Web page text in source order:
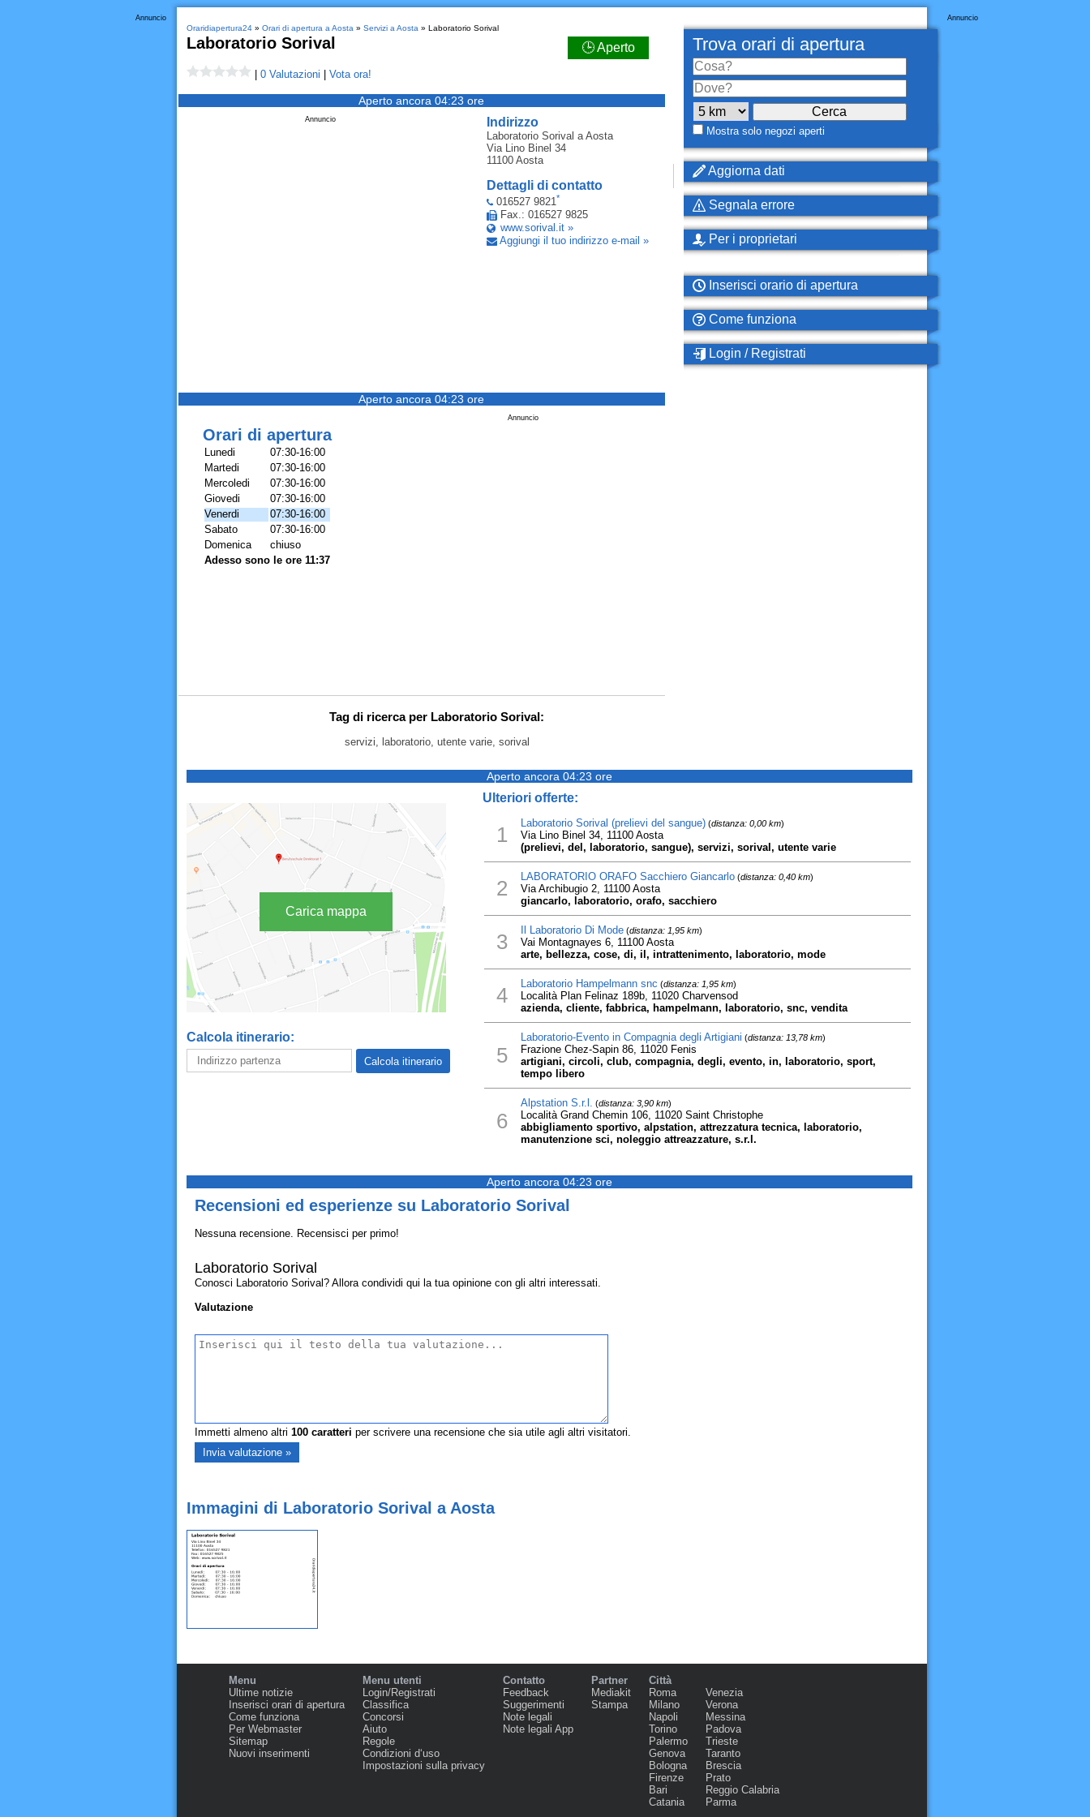
Annuncio
Oraridiapertura24» Orari di apertura a Aosta » Servizi a Aosta » Laboratorio Sorival
Laboratorio Sorival 🕒 Aperto
0 Valutazioni Vota ora!
Aperto ancora 04:23 ore
Indirizzo
Laboratorio Sorival a Aosta
Via Lino Binel 34
11100 Aosta
Dettagli di contatto
016527 9821*
Fax.: 016527 9825
www.sorival.it »
Aggiungi il tuo indirizzo e-mail »
Annuncio
Aperto ancora 04:23 ore
Annuncio
Orari di apertura
Lunedi
07:30-16:00
Martedi
07:30-16:00
Mercoledi
07:30-16:00
Giovedi
07:30-16:00
Venerdi
07:30-16:00
Sabato
07:30-16:00
Domenica
chiuso
Adesso sono le ore 11:37
Tag di ricerca per Laboratorio Sorival:
servizi, laboratorio, utente varie, sorival
Annuncio
Trova orari di apertura
Mostra solo negozi aperti
Aggiorna dati
Segnala errore
Per i proprietari
Inserisci orario di apertura
Come funziona
Login / Registrati
Aperto ancora 04:23 ore
Carica mappa
Calcola itinerario:
Ulteriori offerte:
1 Laboratorio Sorival (prelievi del sangue)(distanza: 0,00 km)
Via Lino Binel 34, 11100 Aosta
(prelievi, del, laboratorio, sangue), servizi, sorival, utente varie
2 LABORATORIO ORAFO Sacchiero Giancarlo(distanza: 0,40 km)
Via Archibugio 2, 11100 Aosta
giancarlo, laboratorio, orafo, sacchiero
3 Il Laboratorio Di Mode(distanza: 1,95 km)
Vai Montagnayes 6, 11100 Aosta
arte, bellezza, cose, di, il, intrattenimento, laboratorio, mode
4 Laboratorio Hampelmann snc (distanza: 1,95 km)
Località Plan Felinaz 189b, 11020 Charvensod
azienda, cliente, fabbrica, hampelmann, laboratorio, snc, vendita
5
Laboratorio-Evento in Compagnia degli Artigiani (distanza: 13,78 km)
Frazione Chez-Sapin 86, 11020 Fenis
artigiani, circoli, club, compagnia, degli, evento, in, laboratorio, sport,
tempo libero
6
Alpstation S.r.l. (distanza: 3,90 km)
Località Grand Chemin 106, 11020 Saint Christophe
abbigliamento sportivo, alpstation, attrezzatura tecnica, laboratorio,
manutenzione sci, noleggio attreazzature, s.r.l.
Aperto ancora 04:23 ore
Recensioni ed esperienze su Laboratorio Sorival
Nessuna recensione. Recensisci per primo!
Laboratorio Sorival
Conosci Laboratorio Sorival? Allora condividi qui la tua opinione con gli altri interessati.
Valutazione
Immetti almeno altri 100caratteri per scrivere una recensione che sia utile agli altri visitatori.
Immagini di Laboratorio Sorival a Aosta
Menu
Ultime notizie
Inserisci orari di apertura
Come funziona
Per Webmaster
Sitemap
Nuovi inserimenti
Menu utenti
Login/Registrati
Classifica
Concorsi
Aiuto
Regole
Condizioni d‘uso
Impostazioni sulla privacy
Contatto
Feedback
Suggerimenti
Note legali
Note legali App
Partner
Mediakit
Stampa
Città
Roma
Milano
Napoli
Torino
Palermo
Genova
Bologna
Firenze
Bari
Catania
Venezia
Verona
Messina
Padova
Trieste
Taranto
Brescia
Prato
Reggio Calabria
Parma